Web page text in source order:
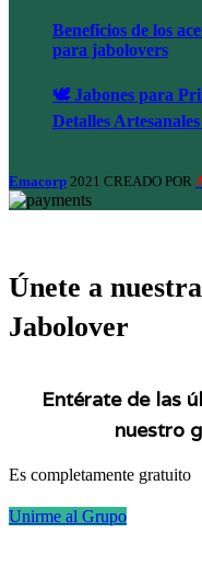
Beneficios de los
para jabolovers
🕊️ Jabones para
Detalles
Emacorp 2021 CREADO POR
Únete a
Jabolover
Entérate de las
nuestro
Es completamente gratuito
Unirme al Grupo